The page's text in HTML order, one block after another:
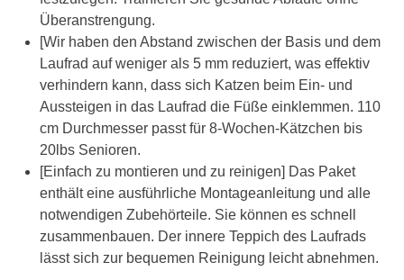
Überanstrengung.
[Wir haben den Abstand zwischen der Basis und dem
Laufrad auf weniger als 5 mm reduziert, was effektiv
verhindern kann, dass sich Katzen beim Ein- und
Aussteigen in das Laufrad die Füße einklemmen. 110
cm Durchmesser passt für 8-Wochen-Kätzchen bis
20lbs Senioren.
[Einfach zu montieren und zu reinigen] Das Paket
enthält eine ausführliche Montageanleitung und alle
notwendigen Zubehörteile. Sie können es schnell
zusammenbauen. Der innere Teppich des Laufrads
lässt sich zur bequemen Reinigung leicht abnehmen.